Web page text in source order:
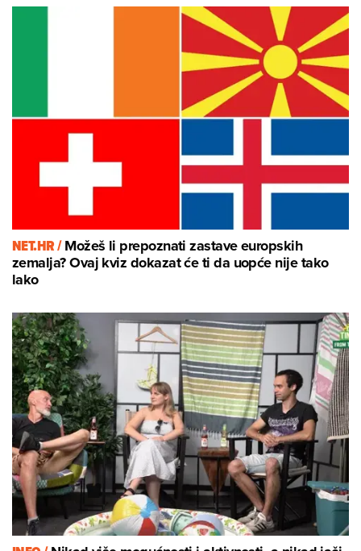
NET.HR /Možeš li prepoznati zastave europskih
zemalja? Ovaj kviz dokazat će ti da uopće nije tako
lako